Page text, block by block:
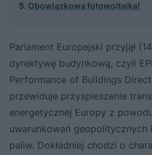
Obowiązkowa fotowoltaika!
Parlament Europejski przyjął
dyrektywę budynkową, czyli
Performance of Buildings
przewiduje przyspieszenie
energetycznej Europy z
uwarunkowań geopolitycznych
paliw. Dokładniej chodzi o